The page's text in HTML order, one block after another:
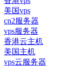
美国vps
cn2服务器
vps服务器
香港云主机
美国主机
vps云服务器